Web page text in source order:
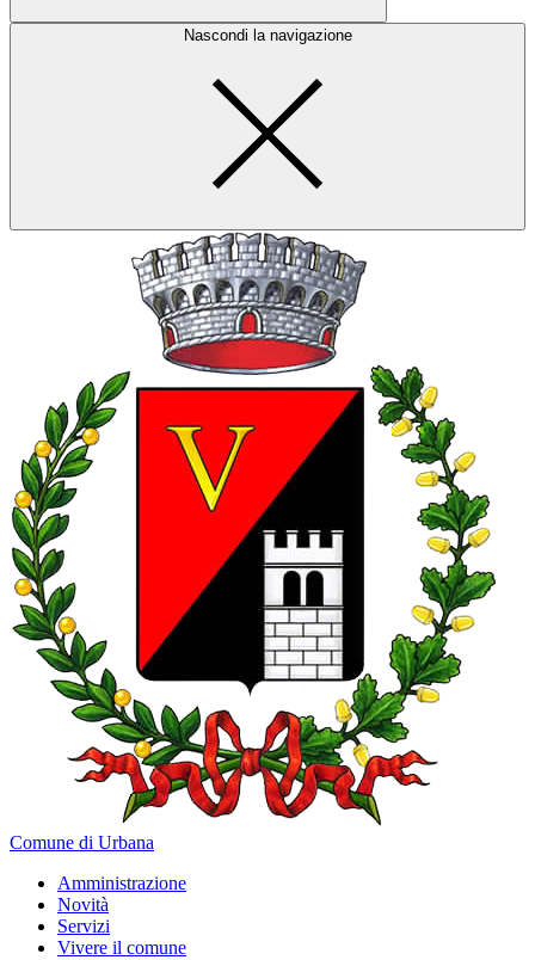
Nascondi la navigazione
Comune di Urbana
Amministrazione
Novità
Servizi
Vivere il comune